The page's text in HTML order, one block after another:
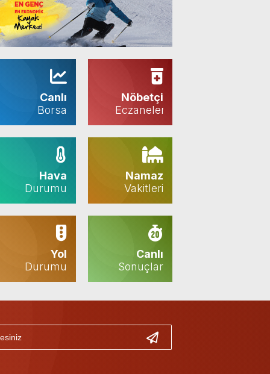
Canlı
Borsa
Nöbetçi
Eczaneler
Hava
Durumu
Namaz
Vakitleri
Yol
Durumu
Canlı
Sonuçlar